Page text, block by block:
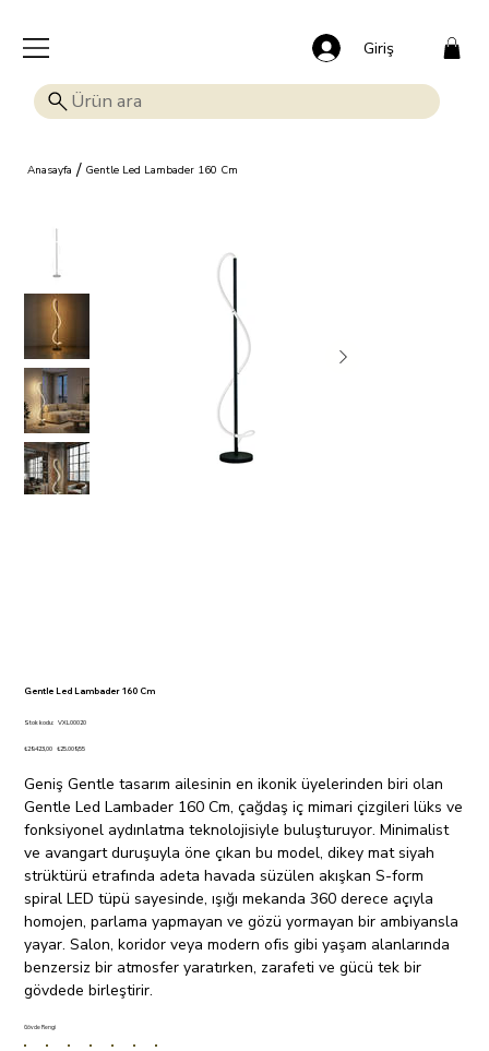
Giriş
Anasayfa / Gentle Led Lambader 160 Cm
Gentle Led Lambader 160 Cm
Stok kodu: Stok
VXL00020
VXL00020
Orijinal
₺29.423,00 İndirimli
₺25.009,55
Geniş Gentle tasarım ailesinin en ikonik üyelerinden biri olan
Gentle Led Lambader 160 Cm, çağdaş iç mimari çizgileri lüks ve
fonksiyonel aydınlatma teknolojisiyle buluşturuyor. Minimalist
ve avangart duruşuyla öne çıkan bu model, dikey mat siyah
strüktürü etrafında adeta havada süzülen akışkan S-form
spiral LED tüpü sayesinde, ışığı mekanda 360 derece açıyla
homojen, parlama yapmayan ve gözü yormayan bir ambiyansla
yayar. Salon, koridor veya modern ofis gibi yaşam alanlarında
benzersiz bir atmosfer yaratırken, zarafeti ve gücü tek bir
gövdede birleştirir.
Gövde Rengi